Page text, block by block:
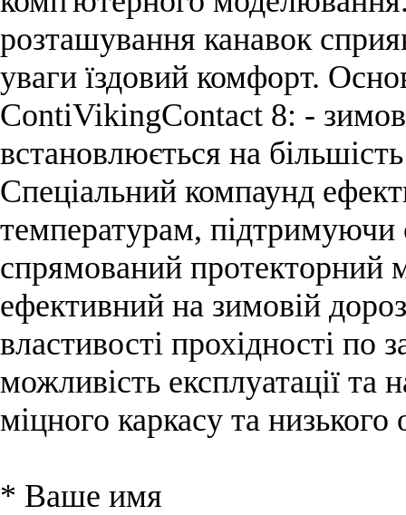
розташування канавок
уваги їздовий комфорт.
ContiVikingContact 8: -
встановлюється на
Спеціальний компаунд
температурам,
спрямований протекторний
ефективний на зимовій
властивості прохідності по
можливість експлуатації та
міцного каркасу та
* Ваше имя